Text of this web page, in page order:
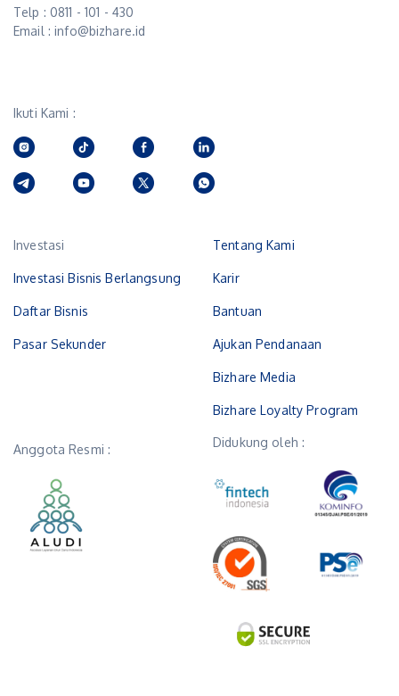
Telp : 0811 - 101 - 430
Email : info@bizhare.id
Ikuti Kami :
Investasi
Investasi Bisnis Berlangsung
Daftar Bisnis
Pasar Sekunder
Tentang Kami
Karir
Bantuan
Ajukan Pendanaan
Bizhare Media
Bizhare Loyalty Program
Anggota Resmi : Didukung oleh :